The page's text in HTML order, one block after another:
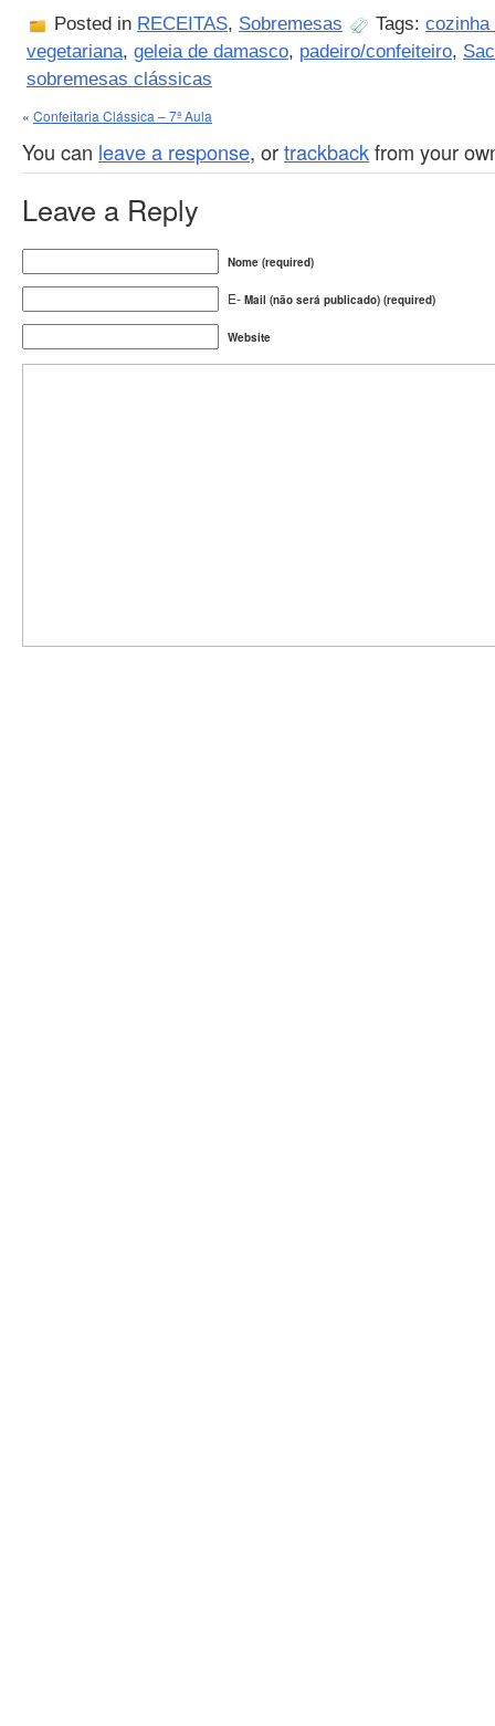
Posted in RECEITAS, Sobremesas Tags: cozinha
vegetariana, geleia de damasco, padeiro/confeiteiro,
sobremesas clássicas
« Confeitaria Clássica – 7ª Aula
You can leave a response, ortrackbackfrom your
Leave a Reply
Nome (required)
E- Mail (não será publicado) (required)
Website